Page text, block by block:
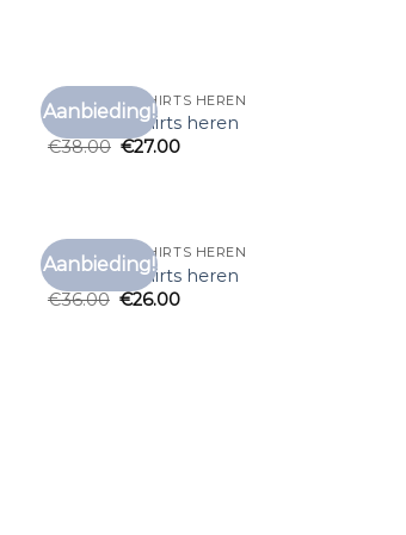
Aanbieding!
Toevoegen
aan
ALAN RED T SHIRTS HEREN
alan red t shirts heren
€38.00 €27.00
Aanbieding!
Toevoegen
aan
ALAN RED T SHIRTS HEREN
alan red t shirts heren
€36.00 €26.00